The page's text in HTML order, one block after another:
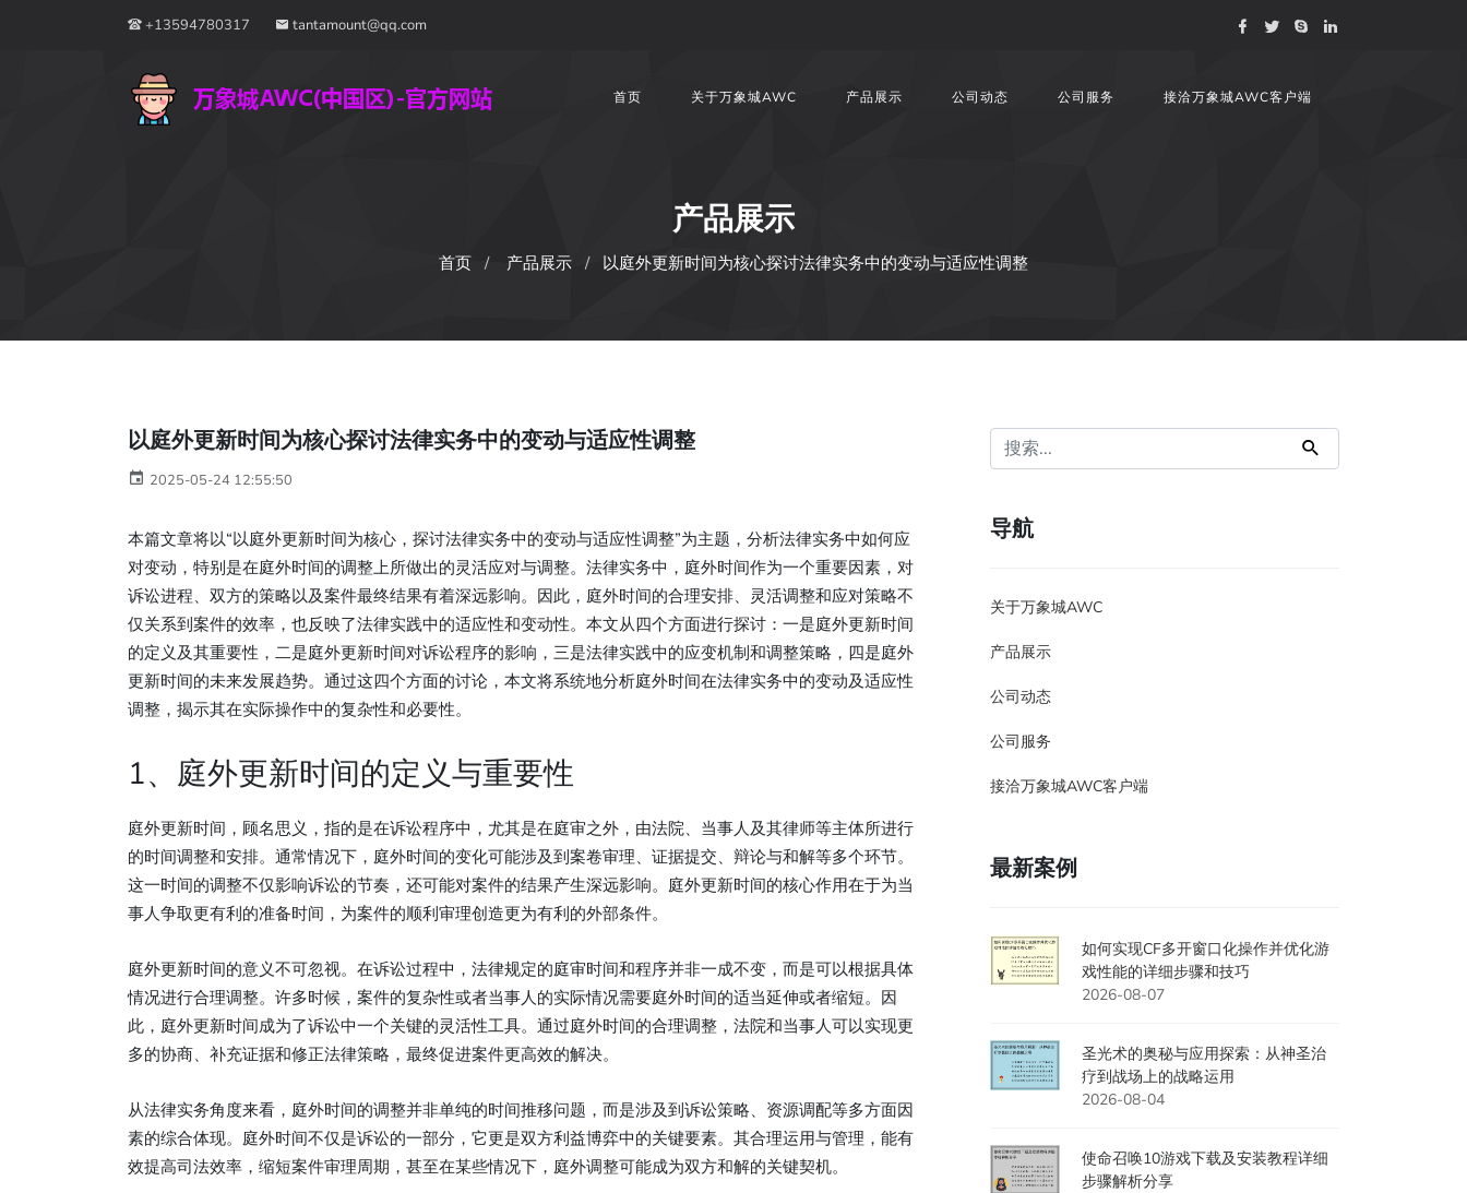
+13594780317 tantamount@qq.com
首页 关于万象城AWC 产品展示 公司动态 公司服务 接洽万象城AWC客户端
产品展示
首页 产品展示 以庭外更新时间为核心探讨法律实务中的变动与适应性调整
以庭外更新时间为核心探讨法律实务中的变动与适应性调整
2025-05-24 12:55:50
本篇文章将以“以庭外更新时间为核心，探讨法律实务中的变动与适应性调整”为主题，分析法律实务中如何应
对变动，特别是在庭外时间的调整上所做出的灵活应对与调整。法律实务中，庭外时间作为一个重要因素，对
诉讼进程、双方的策略以及案件最终结果有着深远影响。因此，庭外时间的合理安排、灵活调整和应对策略不
仅关系到案件的效率，也反映了法律实践中的适应性和变动性。本文从四个方面进行探讨：一是庭外更新时间
的定义及其重要性，二是庭外更新时间对诉讼程序的影响，三是法律实践中的应变机制和调整策略，四是庭外
更新时间的未来发展趋势。通过这四个方面的讨论，本文将系统地分析庭外时间在法律实务中的变动及适应性
调整，揭示其在实际操作中的复杂性和必要性。
1、庭外更新时间的定义与重要性
庭外更新时间，顾名思义，指的是在诉讼程序中，尤其是在庭审之外，由法院、当事人及其律师等主体所进行
的时间调整和安排。通常情况下，庭外时间的变化可能涉及到案卷审理、证据提交、辩论与和解等多个环节。
这一时间的调整不仅影响诉讼的节奏，还可能对案件的结果产生深远影响。庭外更新时间的核心作用在于为当
事人争取更有利的准备时间，为案件的顺利审理创造更为有利的外部条件。
庭外更新时间的意义不可忽视。在诉讼过程中，法律规定的庭审时间和程序并非一成不变，而是可以根据具体
情况进行合理调整。许多时候，案件的复杂性或者当事人的实际情况需要庭外时间的适当延伸或者缩短。因
此，庭外更新时间成为了诉讼中一个关键的灵活性工具。通过庭外时间的合理调整，法院和当事人可以实现更
多的协商、补充证据和修正法律策略，最终促进案件更高效的解决。
从法律实务角度来看，庭外时间的调整并非单纯的时间推移问题，而是涉及到诉讼策略、资源调配等多方面因
素的综合体现。庭外时间不仅是诉讼的一部分，它更是双方利益博弈中的关键要素。其合理运用与管理，能有
效提高司法效率，缩短案件审理周期，甚至在某些情况下，庭外调整可能成为双方和解的关键契机。
导航
关于万象城AWC
产品展示
公司动态
公司服务
接洽万象城AWC客户端
最新案例
如何实现CF多开窗口化操作并优化游
戏性能的详细步骤和技巧
2026-08-07
圣光术的奥秘与应用探索：从神圣治
疗到战场上的战略运用
2026-08-04
使命召唤10游戏下载及安装教程详细
步骤解析分享